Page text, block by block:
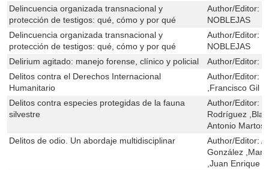
Delincuencia organizada transnacional y
protección de testigos: qué, cómo y por qué
Author/Editor:
NOBLEJAS
Delincuencia organizada transnacional y
protección de testigos: qué, cómo y por qué
Author/Editor:
NOBLEJAS
Delirium agitado: manejo forense, clínico y policial
Author/Editor:
Delitos contra el Derechos Internacional
Humanitario
Author/Editor:
,Francisco Gil
Delitos contra especies protegidas de la fauna
silvestre
Author/Editor:
Rodríguez
Antonio Martos
Delitos de odio. Un abordaje multidisciplinar
Author/Editor:
González
,Juan Enrique